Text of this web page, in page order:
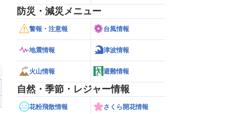
防災・減災メニュー
警報・注意報 台風情報
地震情報 津波情報
火山情報 避難情報
自然・季節・レジャー情報
花粉飛散情報 さくら開花情報